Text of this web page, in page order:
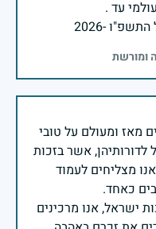
-2026
ומורשת
מאז ומעולם על טובי
לדורותיהן, אשר בזכות
מצליחים לעמוד
ישראל, אנו מרכינים